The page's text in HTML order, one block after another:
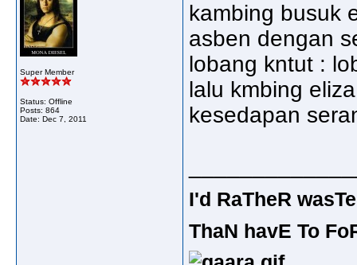
Super Member
Status: Offline
Posts: 864
Date: Dec 7, 2011
kambing busuk
asben dengan
lobang kntut :
lalu kmbing
kesedapan
I'd RaTheR
ThaN havE To